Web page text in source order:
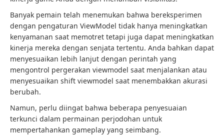
Banyak pemain telah menemukan bahwa bereksperimen
dengan pengaturan ViewModel tidak hanya meningkatkan
kenyamanan saat memotret tetapi juga dapat meningkatkan
kinerja mereka dengan senjata tertentu. Anda bahkan dapat
menyesuaikan lebih lanjut dengan perintah yang
mengontrol pergerakan viewmodel saat menjalankan atau
menyesuaikan shift viewmodel saat menembakkan akurasi
berubah.
Namun, perlu diingat bahwa beberapa penyesuaian
terkunci dalam permainan perjodohan untuk
mempertahankan gameplay yang seimbang.